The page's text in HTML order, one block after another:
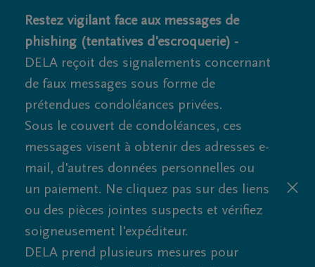
Restez vigilant face aux messages de
phishing (tentatives d'escroquerie) -
DELA reçoit des signalements concernant
de faux messages sous forme de
prétendues condoléances privées.
Sous le couvert de condoléances, ces
messages visent à obtenir des adresses e-
mail, d'autres données personnelles ou
un paiement. Ne cliquez pas sur des liens
ou des pièces jointes suspects et vérifiez
soigneusement l'expéditeur.
DELA prend plusieurs mesures pour